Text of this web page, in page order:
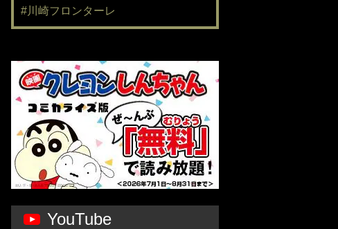
#川崎フロンターレ
YouTube